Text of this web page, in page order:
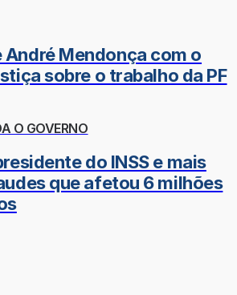
André Mendonça com o
sobre o trabalho da PF
O GOVERNO
do INSS e mais
que afetou 6 milhões